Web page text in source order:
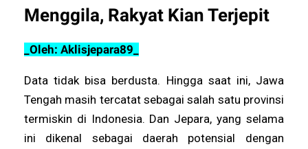
Menggila, Rakyat Kian Terjepit
_Oleh: Aklisjepara89_
Data tidak bisa berdusta. Hingga saat ini, Jawa
Tengah masih tercatat sebagai salah satu provinsi
termiskin di Indonesia. Dan Jepara, yang selama
ini dikenal sebagai daerah potensial dengan